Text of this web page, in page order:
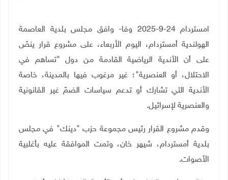
امستردام 24-9-2025 وفا- وافق مجلس بلدية العاصمة
الهولندية أمستردام، اليوم الأربعاء، على مشروع قرار ينصّ
على أن الأندية الرياضية القادمة من دول "تساهم في
الاحتلال، أو العنصرية"؛ غير مرغوب فيها بالمدينة، خاصة
الأندية التي تشارك أو تدعم سياسات الضمّ غير القانونية
والعنصرية لإسرائيل.
وقدم مشروع القرار رئيس مجموعة حزب "دينك" في مجلس
بلدية أمستردام، شيهر خان، وتمت الموافقة عليه بأغلبية
الأصوات.